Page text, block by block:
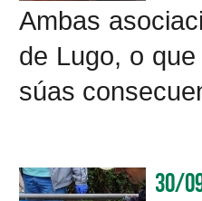
Ambas
de Lugo, o
súas
30/